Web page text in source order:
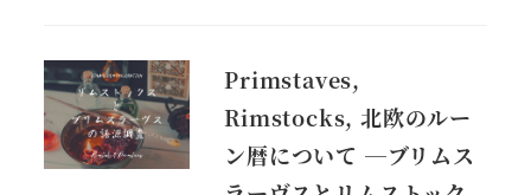
Primstaves,
Rimstocks, 北欧のルー
ン暦について ―ブリムス